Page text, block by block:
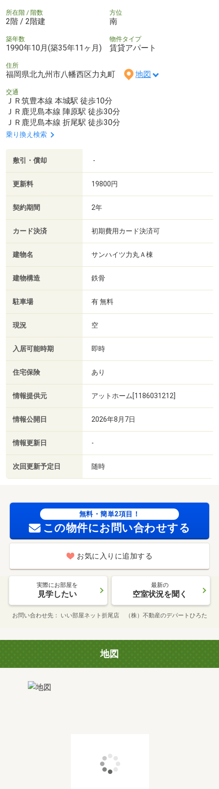
所在階 / 階数
2階 / 2階建
方位
南
築年数
1990年10月(築35年11ヶ月)
物件タイプ
賃貸アパート
住所
福岡県北九州市八幡西区力丸町 地図
交通
ＪＲ筑豊本線 本城駅 徒歩10分
ＪＲ鹿児島本線 陣原駅 徒歩30分
ＪＲ鹿児島本線 折尾駅 徒歩30分
乗り換え検索
敷引・償却 -
更新料 19800円
契約期間 2年
カード決済 初期費用カード決済可
建物名 サンハイツ力丸Ａ棟
建物構造 鉄骨
駐車場 有 無料
現況 空
入居可能時期 即時
住宅保険 あり
情報提供元 アットホーム[1186031212]
情報公開日 2026年8月7日
情報更新日 -
次回更新予定日 随時
無料・簡単2項目！
この物件にお問い合わせする
お気に入りに追加する
実際にお部屋を
見学したい
最新の
空室状況を聞く
お問い合わせ先 いい部屋ネット折尾店 （株）不動産のデパートひろた
地図